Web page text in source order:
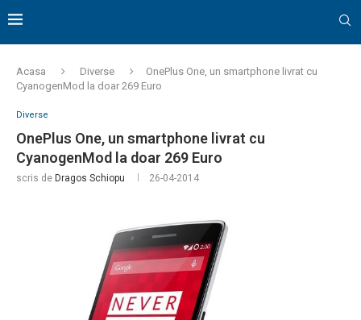
Acasa Diverse
OnePlus One, un smartphone livrat cu
CyanogenMod la doar 269 Euro
Diverse
OnePlus One, un smartphone livrat cu
CyanogenMod la doar 269 Euro
scris de Dragos Schiopu 26-04-2014